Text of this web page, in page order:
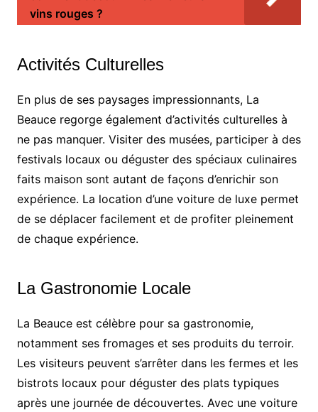
vins rouges ?
Activités Culturelles
En plus de ses paysages impressionnants, La
Beauce regorge également d’activités culturelles à
ne pas manquer. Visiter des musées, participer à des
festivals locaux ou déguster des spéciaux culinaires
faits maison sont autant de façons d’enrichir son
expérience. La location d’une voiture de luxe permet
de se déplacer facilement et de profiter pleinement
de chaque expérience.
La Gastronomie Locale
La Beauce est célèbre pour sa gastronomie,
notamment ses fromages et ses produits du terroir.
Les visiteurs peuvent s’arrêter dans les fermes et les
bistrots locaux pour déguster des plats typiques
après une journée de découvertes. Avec une voiture